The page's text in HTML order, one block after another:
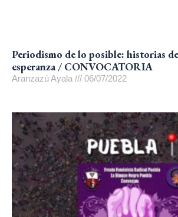
Periodismo de lo posible: historias
esperanza / CONVOCATORIA
Aranzazú Ayala 06/07/2022